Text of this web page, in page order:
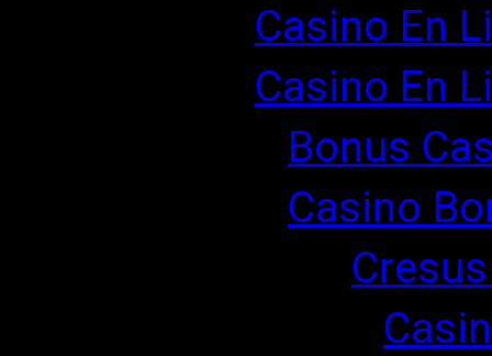
Casino En
Casino En
Bonus
Casino